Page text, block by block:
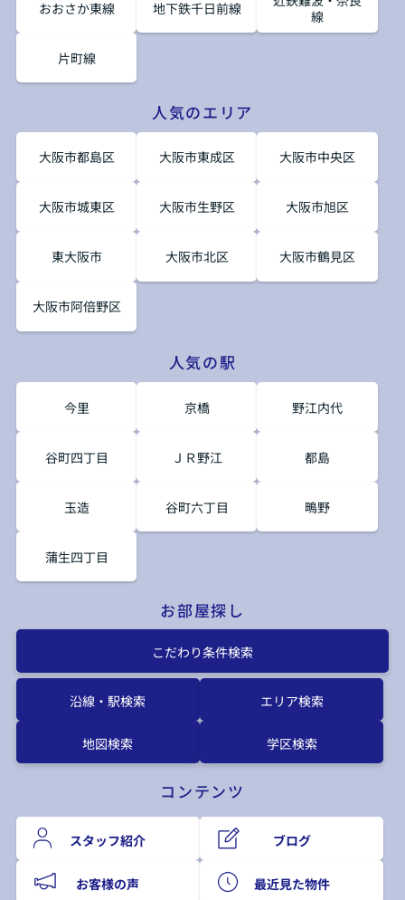
おおさか東線 地下鉄千日前線
線
片町線
人気のエリア
大阪市都島区 大阪市東成区 大阪市中央区
大阪市城東区 大阪市生野区 大阪市旭区
東大阪市 大阪市北区 大阪市鶴見区
大阪市阿倍野区
人気の駅
今里 京橋 野江内代
谷町四丁目 ＪＲ野江 都島
玉造 谷町六丁目 鴫野
蒲生四丁目
お部屋探し
こだわり条件検索
沿線・駅検索 エリア検索
地図検索 学区検索
コンテンツ
スタッフ紹介 ブログ
お客様の声 最近見た物件